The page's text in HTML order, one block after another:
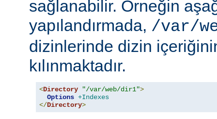
sağlanabilir. Örneğin
yapılandırmada, /var/
dizinlerinde dizin
kılınmaktadır.
<Directory "/var/web/dir1">
Options +Indexes
</Directory>